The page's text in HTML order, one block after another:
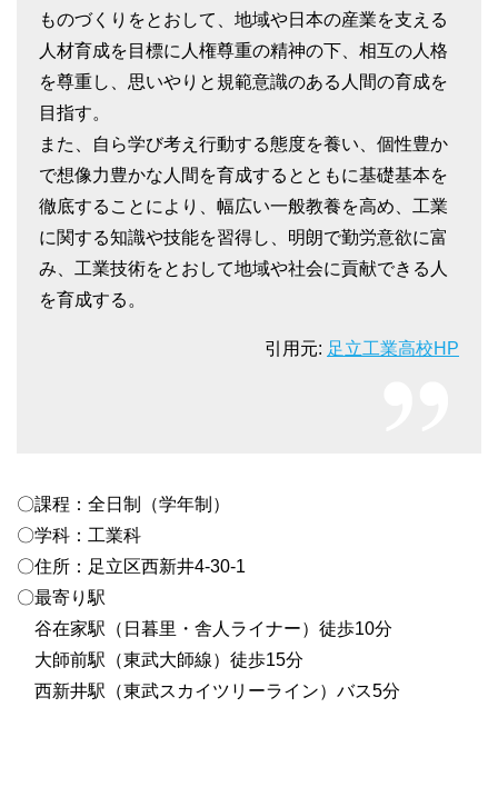
ものづくりをとおして、地域や日本の産業を支える
人材育成を目標に人権尊重の精神の下、相互の人格
を尊重し、思いやりと規範意識のある人間の育成を
目指す。
また、自ら学び考え行動する態度を養い、個性豊か
で想像力豊かな人間を育成するとともに基礎基本を
徹底することにより、幅広い一般教養を高め、工業
に関する知識や技能を習得し、明朗で勤労意欲に富
み、工業技術をとおして地域や社会に貢献できる人
を育成する。
引用元: 足立工業高校HP
〇課程：全日制（学年制）
〇学科：工業科
〇住所：足立区西新井4-30-1
〇最寄り駅
谷在家駅（日暮里・舎人ライナー）徒歩10分
大師前駅（東武大師線）徒歩15分
西新井駅（東武スカイツリーライン）バス5分